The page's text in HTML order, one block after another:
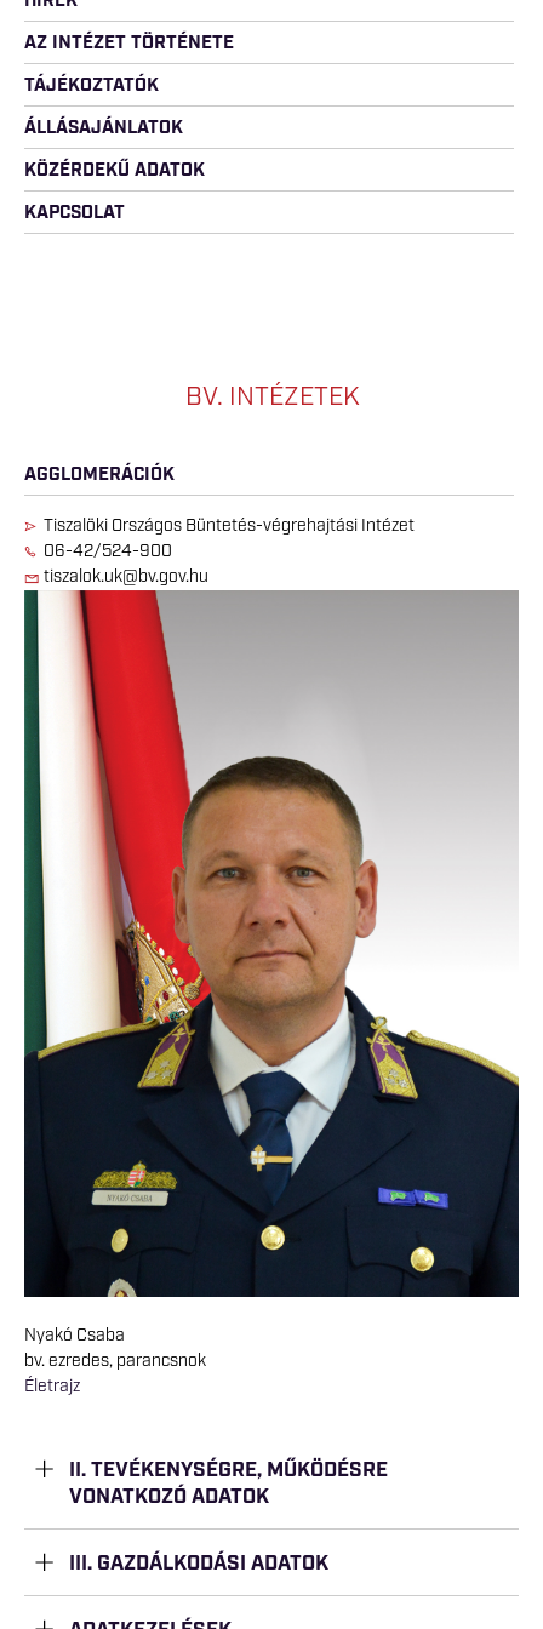
AZ INTÉZET TÖRTÉNETE
TÁJÉKOZTATÓK
ÁLLÁSAJÁNLATOK
KÖZÉRDEKŰ ADATOK
KAPCSOLAT
BV. INTÉZETEK
AGGLOMERÁCIÓK
Tiszalöki Országos Büntetés-végrehajtási Intézet
06-42/524-900
tiszalok.uk@bv.gov.hu
Nyakó Csaba
bv. ezredes, parancsnok
Életrajz
II. TEVÉKENYSÉGRE, MŰKÖDÉSRE
VONATKOZÓ ADATOK
III. GAZDÁLKODÁSI ADATOK